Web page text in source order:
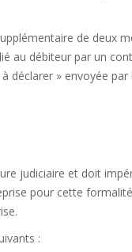
de deux
au débiteur par un
déclarer » envoyée
judiciaire et doit
pour cette
: